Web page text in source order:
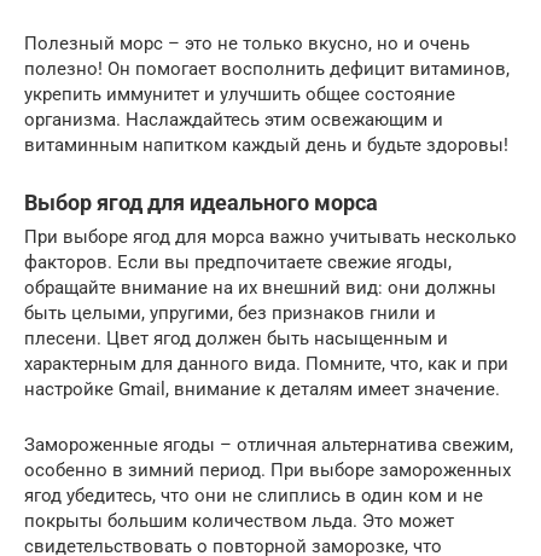
Полезный морс – это не только вкусно, но и очень
полезно! Он помогает восполнить дефицит витаминов,
укрепить иммунитет и улучшить общее состояние
организма. Наслаждайтесь этим освежающим и
витаминным напитком каждый день и будьте здоровы!
Выбор ягод для идеального морса
При выборе ягод для морса важно учитывать несколько
факторов. Если вы предпочитаете свежие ягоды,
обращайте внимание на их внешний вид: они должны
быть целыми, упругими, без признаков гнили и
плесени. Цвет ягод должен быть насыщенным и
характерным для данного вида. Помните, что, как и при
настройке Gmail, внимание к деталям имеет значение.
Замороженные ягоды – отличная альтернатива свежим,
особенно в зимний период. При выборе замороженных
ягод убедитесь, что они не слиплись в один ком и не
покрыты большим количеством льда. Это может
свидетельствовать о повторной заморозке, что